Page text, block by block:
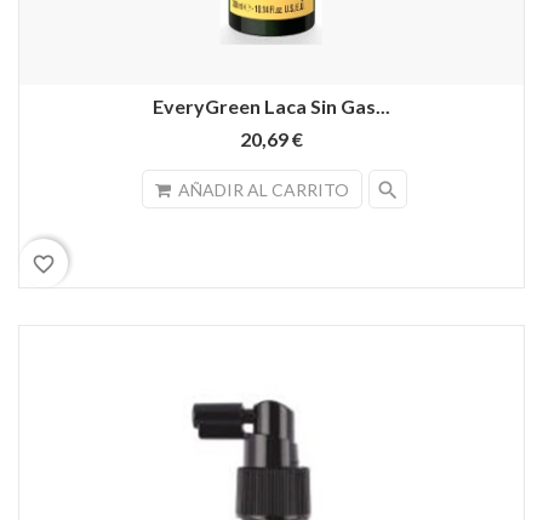
EveryGreen Laca Sin Gas...
20,69 €
AÑADIR AL CARRITO search
favorite_border